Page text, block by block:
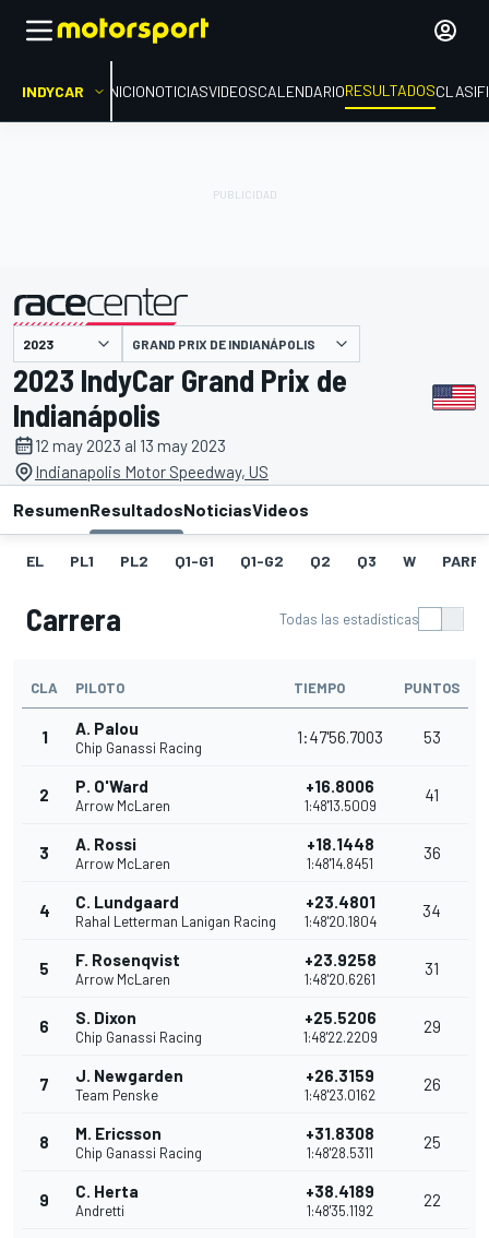
INDYCAR INICIONOTICIASVIDEOSCALENDARIORESULTADOS
presentado por GRAND PRIX DE INDIANÁPOLIS
2023 IndyCar Grand Prix de
Indianápolis
12 may 2023 al 13 may 2023
Indianapolis Motor Speedway, US
ResumenResultadosNoticiasVideos
EL PL1 PL2 Q1-G1 Q1-G2 Q2 Q3 W
Carrera Todas las estadísticas
CLA PILOTO TIEMPO PUNTOS
1 A. Palou
Chip Ganassi Racing
1:47'56.7003 53
2 P. O'Ward
Arrow McLaren
+16.8006
1:48'13.5009
41
3 A. Rossi
Arrow McLaren
+18.1448
1:48'14.8451
36
4 C. Lundgaard
Rahal Letterman Lanigan Racing
+23.4801
1:48'20.1804
34
5 F. Rosenqvist
Arrow McLaren
+23.9258
1:48'20.6261
31
6 S. Dixon
Chip Ganassi Racing
+25.5206
1:48'22.2209
29
7 J. Newgarden
Team Penske
+26.3159
1:48'23.0162
26
8 M. Ericsson
Chip Ganassi Racing
+31.8308
1:48'28.5311
25
9 C. Herta
Andretti
+38.4189
1:48'35.1192
22